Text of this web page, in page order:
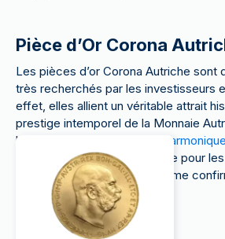
Pièce d’Or Corona
Les pièces d’or Corona Autriche sont
très recherchés par les investisseurs
effet, elles allient un véritable attrait
prestige intemporel de la Monnaie
l’image des
pièces d’or Philharmonique
un investissement stratégique pour les
collectionneurs novices comme